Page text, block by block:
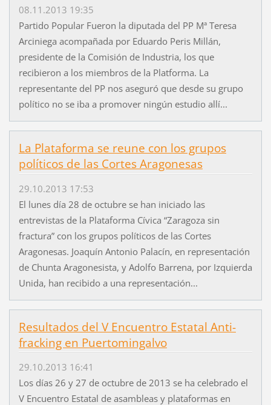
08.11.2013 19:35
Partido Popular Fueron la diputada del PP Mª Teresa
Arciniega acompañada por Eduardo Peris Millán,
presidente de la Comisión de Industria, los que
recibieron a los miembros de la Platforma. La
representante del PP nos aseguró que desde su grupo
político no se iba a promover ningún estudio allí...
La Plataforma se reune con los grupos
políticos de las Cortes Aragonesas
29.10.2013 17:53
El lunes día 28 de octubre se han iniciado las
entrevistas de la Plataforma Cívica “Zaragoza sin
fractura” con los grupos políticos de las Cortes
Aragonesas. Joaquín Antonio Palacín, en representación
de Chunta Aragonesista, y Adolfo Barrena, por Izquierda
Unida, han recibido a una representación...
Resultados del V Encuentro Estatal Anti-
fracking en Puertomingalvo
29.10.2013 16:41
Los días 26 y 27 de octubre de 2013 se ha celebrado el
V Encuentro Estatal de asambleas y plataformas en